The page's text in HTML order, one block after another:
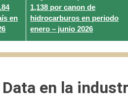
en
1,138 por canon de
hidrocarburos en periodo
enero – junio 2026
en la